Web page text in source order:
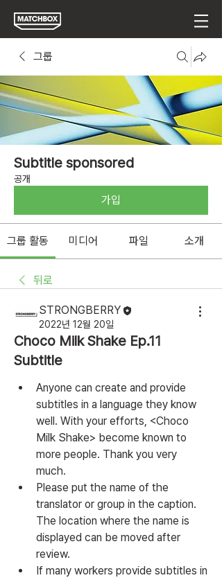
그룹
Subtitle sponsored
공개
가입
그룹 활동 미디어 파일 소개
뒤로
STRONGBERRY
2022년 12월 20일
Choco Milk Shake Ep.11
Subtitle
Anyone can create and provide
subtitles in a language they know
well. With your efforts, <Choco
Milk Shake> become known to
more people. Thank you very
much.
Please put the name of the
translator or group in the caption.
The location where the name is
displayed can be moved after
review.
If many workers provide subtitles in